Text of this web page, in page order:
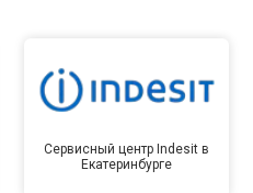
Сервисный центр Indesit в
Екатеринбурге